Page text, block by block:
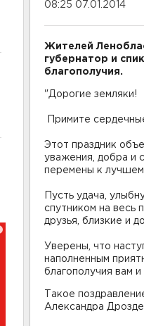
08:25 07.01.2014
Жителей
губернатор и
благополучия.
"Дорогие земляки!
Примите
Этот праздник
уважения, добра и
перемены к
Пусть удача,
спутником на весь
друзья, близкие и
Уверены, что
наполненным
благополучия вам
Такое
Александра